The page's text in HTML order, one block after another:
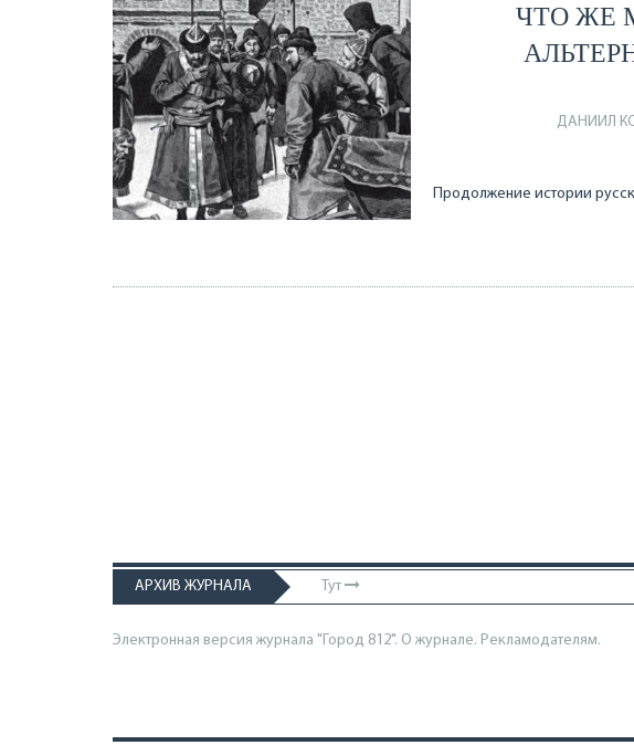
ЧТО ЖЕ
ДАНИИЛ
Продолжение истории
АРХИВ ЖУРНАЛА Тут
Электронная версия журнала "Город 812". О журнале. Рекламодателям.